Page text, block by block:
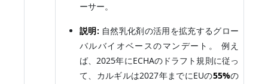
ーサー。
説明: 自然乳化剤の活用を拡充するグロー
バルバイオベースのマンデート。 例え
ば、2025年にECHAのドラフト規則に従っ
て、カルギルは2027年までにEUの55%の